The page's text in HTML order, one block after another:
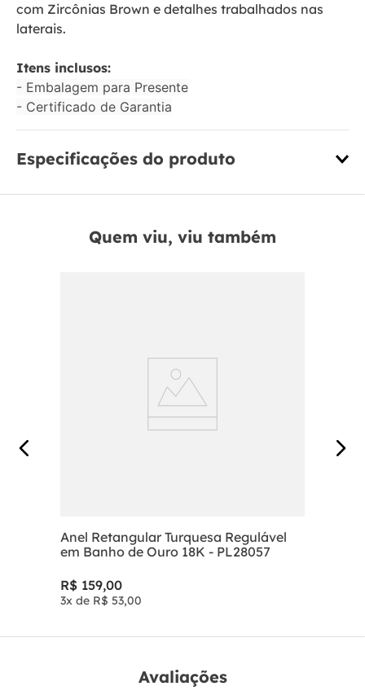
com Zircônias Brown e detalhes trabalhados nas
laterais.
Itens inclusos:
- Embalagem para Presente
- Certificado de Garantia
Especificações do produto
Quem viu, viu também
Anel Retangular Turquesa Regulável
em Banho de Ouro 18K - PL28057
R$ 159,00
3x de R$ 53,00
Avaliações